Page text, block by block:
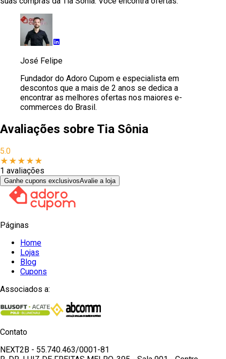
José Felipe
Fundador do Adoro Cupom e especialista em
descontos que a mais de 2 anos se dedica a
encontrar as melhores ofertas nos maiores e-
commerces do Brasil.
Avaliações sobre Tia Sônia
5.0
★ ★ ★ ★ ★
1 avaliações
Ganhe cupons exclusivosAvalie a loja
Páginas
Home
Lojas
Blog
Cupons
Associados a:
Contato
NEXT2B - 55.740.463/0001-81